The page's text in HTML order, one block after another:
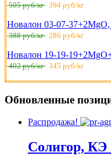
505 руб/кг 394 руб/кг
Новалон 03-07-37+2MgO,
388 руб/кг 286 руб/кг
Новалон 19-19-
402 руб/кг 345 руб/кг
Обновленные
Распродажа!
Солигор, КЭ